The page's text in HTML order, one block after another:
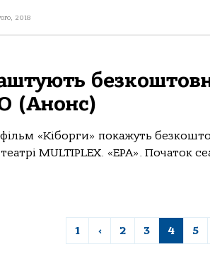
2018
(Анонс)
«Кіборги» покажуть
MULTIPLEX. «ЕРА». Початок
1 ‹ 2 3 4 5